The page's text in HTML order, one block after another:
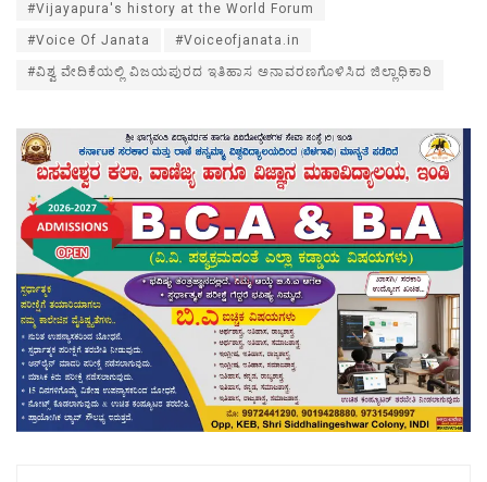
#Vijayapura's history at the World Forum
#Voice Of Janata #Voiceofjanata.in
#ವಿಶ್ವ ವೇದಿಕೆಯಲ್ಲಿ ವಿಜಯಪುರದ ಇತಿಹಾಸ ಅನಾವರಣಗೊಳಿಸಿದ ಜಿಲ್ಲಾಧಿಕಾರಿ